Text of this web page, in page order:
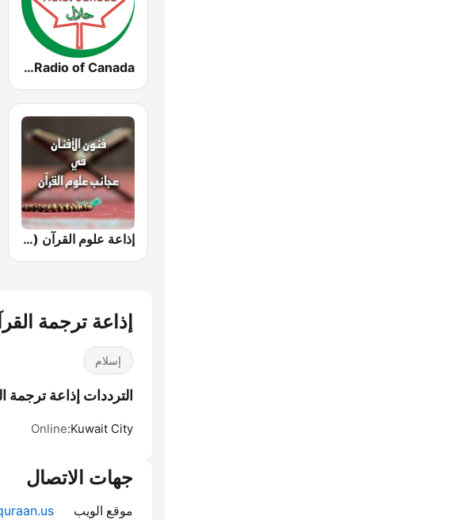
Islamic Radio of Canada
إذاعة علوم القرآن (فنون الأفنان في عجائب علوم القرآن)
إذاعة ترجمة
إسلام
الترددات إذاعة ترجمة
Kuwait City:
Online
جهات الاتصال
موقع الويب